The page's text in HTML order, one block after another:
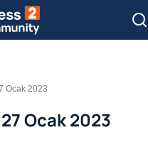
Ocak 2023
Ocak 2023